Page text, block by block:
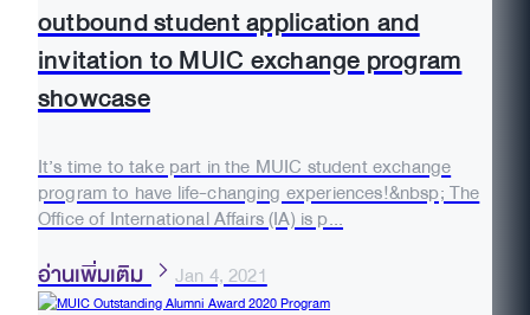
outbound student application and
invitation to MUIC exchange program
showcase
It’s time to take part in the MUIC student exchange
program to have life-changing experiences!&nbsp; The
Office of International Affairs (IA) is p...
อ่านเพิ่มเติม Jan 4, 2021